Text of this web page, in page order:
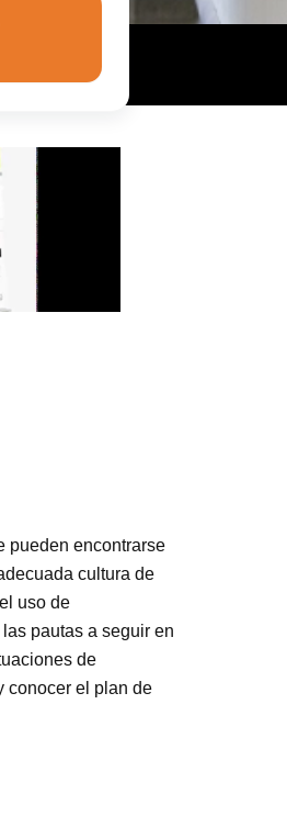
pueden encontrarse
cultura de
uso de
pautas a seguir en
de
conocer el plan de